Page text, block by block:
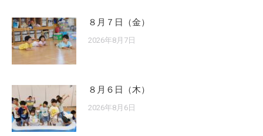
８月７日（金）
2026年8月7日
８月６日（木）
2026年8月6日